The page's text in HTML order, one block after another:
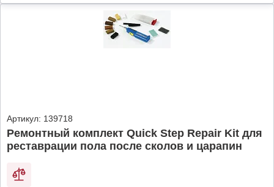
Артикул: 139718
Ремонтный комплект Quick Step Repair Kit для
реставрации пола после сколов и царапин